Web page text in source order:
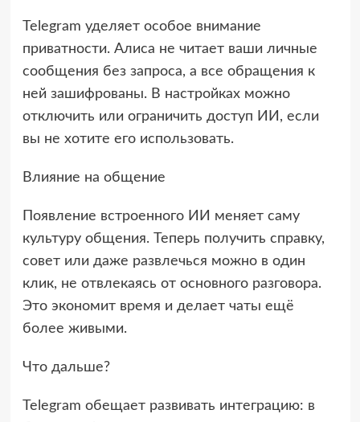
Telegram уделяет особое внимание
приватности. Алиса не читает ваши личные
сообщения без запроса, а все обращения к
ней зашифрованы. В настройках можно
отключить или ограничить доступ ИИ, если
вы не хотите его использовать.
Влияние на общение
Появление встроенного ИИ меняет саму
культуру общения. Теперь получить справку,
совет или даже развлечься можно в один
клик, не отвлекаясь от основного разговора.
Это экономит время и делает чаты ещё
более живыми.
Что дальше?
Telegram обещает развивать интеграцию: в